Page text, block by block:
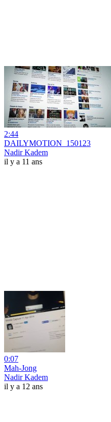
2:44
DAILYMOTION_150123
Nadir Kadem
il y a 11 ans
0:07
Mah-Jong
Nadir Kadem
il y a 12 ans